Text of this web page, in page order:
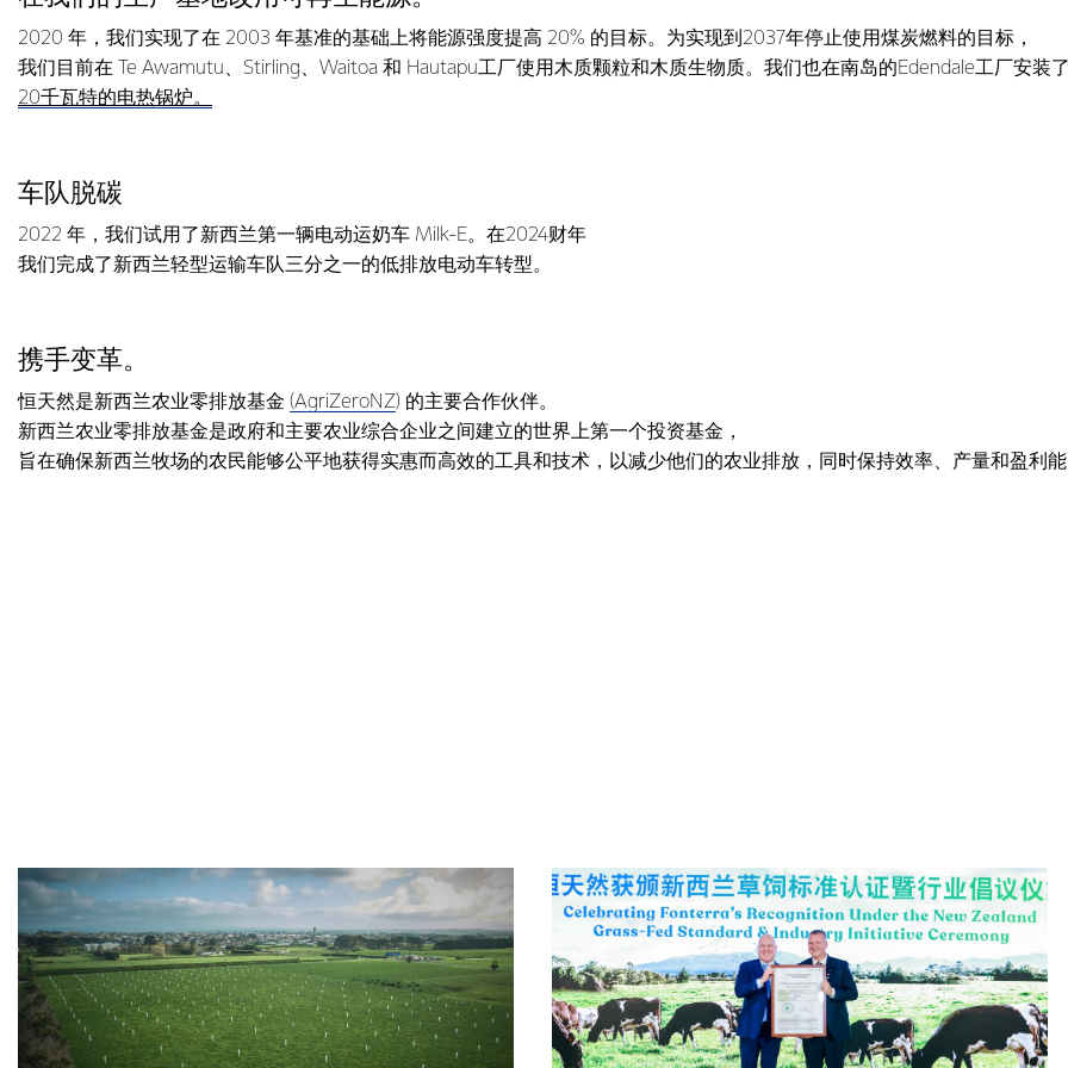
2020 年，我们实现了在 2003 年基准的基础上将能源强度提高 20% 的目标。为实现到2037年停止使用煤炭燃料的目标，
我们目前在 Te Awamutu、Stirling、Waitoa 和 Hautapu工厂使用木质颗粒和木质生物质。我们也在南岛的Edendale工厂安装
20千瓦特的电热锅炉。
车队脱碳
2022 年，我们试用了新西兰第一辆电动运奶车 Milk-E。在2024财年
我们完成了新西兰轻型运输车队三分之一的低排放电动车转型。
携手变革。
恒天然是新西兰农业零排放基金 (AgriZeroNZ) 的主要合作伙伴。
新西兰农业零排放基金是政府和主要农业综合企业之间建立的世界上第一个投资基金，
旨在确保新西兰牧场的农民能够公平地获得实惠而高效的工具和技术，以减少他们的农业排放，同时保持效率、产量和盈利